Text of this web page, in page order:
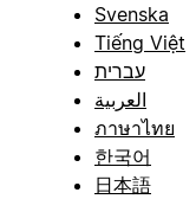
Svenska
Tiếng Việt
עברית
العربية
ภาษาไทย
한국어
日本語